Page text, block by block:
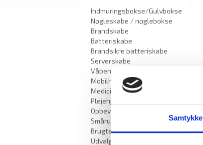
Samtykke
Indmuringsbokse/Gulvbokse
Nøgleskabe / nøglebokse
Brandskabe
Batteriskabe
Brandsikre batteriskabe
Serverskabe
Våbenskabe
Mobilhotel
Medicinskabe til
Plejehjem/Bosteder
Opbevaringsskabe /
Smårumsskabe
Brugte skabe - Lagersalg
Udvalgte varer